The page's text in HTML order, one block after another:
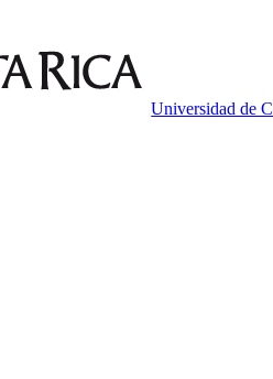
Universidad de